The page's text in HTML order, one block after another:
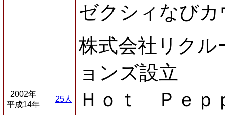
ゼクシィなび
2002年
平成14年
25人
株式会社リク
ョンズ設立
Ｈｏｔ Ｐｅｐ